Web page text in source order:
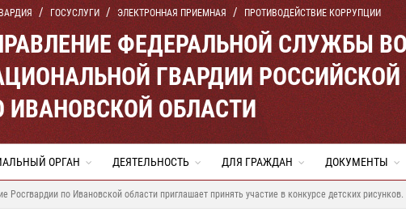
ГОСУСЛУГИ ЭЛЕКТРОННАЯ ПРИЕМНАЯ ПРОТИВОДЕЙСТВИЕ КОРРУПЦИИ
ФЕДЕРАЛЬНОЙ СЛУЖБЫ
ГВАРДИИ
ИВАНОВСКОЙ ОБЛАСТИ
ОРГАН ДЕЯТЕЛЬНОСТЬ ДЛЯ ГРАЖДАН ДОКУМЕНТЫ
Росгвардии по Ивановской области приглашает принять участие в конкурсе детских рисунков.